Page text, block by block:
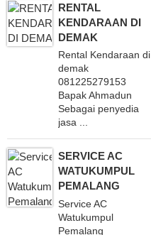
RENTAL
KENDARAAN DI
DEMAK
Rental Kendaraan di
demak
081225279153
Bapak Ahmadun
Sebagai penyedia
jasa ...
SERVICE AC
WATUKUMPUL
PEMALANG
Service AC
Watukumpul
Pemalang